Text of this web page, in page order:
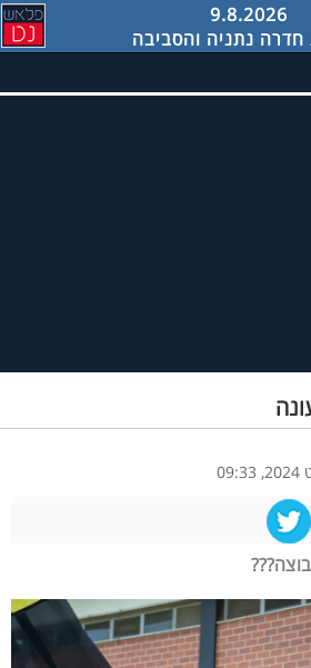
9.8.2026
נתניה והסביבה